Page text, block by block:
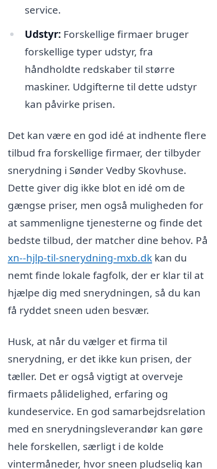
service.
Udstyr: Forskellige firmaer bruger
forskellige typer udstyr, fra
håndholdte redskaber til større
maskiner. Udgifterne til dette udstyr
kan påvirke prisen.
Det kan være en god idé at indhente flere
tilbud fra forskellige firmaer, der tilbyder
snerydning i Sønder Vedby Skovhuse.
Dette giver dig ikke blot en idé om de
gængse priser, men også muligheden for
at sammenligne tjenesterne og finde det
bedste tilbud, der matcher dine behov. På
xn--hjlp-til-snerydning-mxb.dk kan du
nemt finde lokale fagfolk, der er klar til at
hjælpe dig med snerydningen, så du kan
få ryddet sneen uden besvær.
Husk, at når du vælger et firma til
snerydning, er det ikke kun prisen, der
tæller. Det er også vigtigt at overveje
firmaets pålidelighed, erfaring og
kundeservice. En god samarbejdsrelation
med en snerydningsleverandør kan gøre
hele forskellen, særligt i de kolde
vintermåneder, hvor sneen pludselig kan